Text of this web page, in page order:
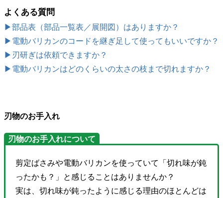
よくある質問
▶部品表（部品一覧表／展開図）はありますか？
▶電動バリカンのコードを継ぎ足して使ってもいいですか？
▶刃研ぎは依頼できますか？
▶電動バリカンはどのくらいの太さの枝まで切れますか？
刃物のお手入れ
刃物のお手入れについて
剪定ばさみや電動バリカンを使っていて「切れ味が鈍
ったかも？」と感じることはありませんか？
実は、切れ味が鈍ったように感じる理由のほとんどは